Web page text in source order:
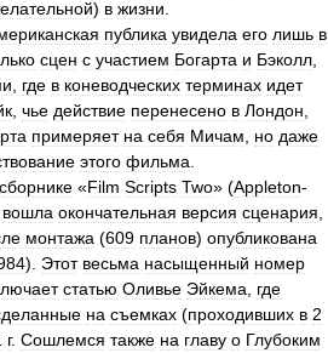
) в жизни
публика увидела его лишь в
сцен с участием Богарта и Бэколл
где в коневодческих терминах идет
чье действие перенесено в Лондон
примеряет на себя Мичам но даже
этого фильма
сборнике «Film Scripts Two» (Appleton-
вошла окончательная версия сценария
монтажа (609 планов) опубликована
). Этот весьма насыщенный номер
статью Оливье Эйкема
где
на съемках (проходивших в 2
г. Сошлемся также на главу о Глубоким